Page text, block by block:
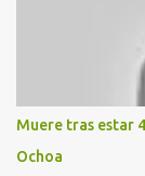
estadio municipal
Nueva. Otro
Móstoles
la Policía Local de
cementerio de
Muere tras estar
Ochoa